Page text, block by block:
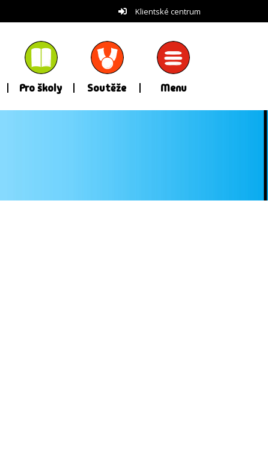
Klientské centrum
Pro školy Soutěže Menu